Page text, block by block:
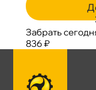
Забрать
836 ₽